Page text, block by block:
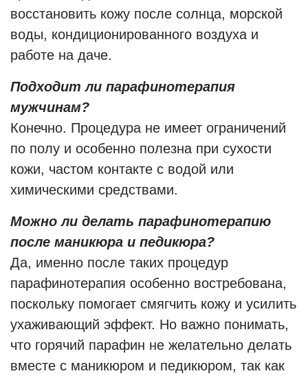
восстановить кожу после солнца, морской
воды, кондиционированного воздуха и
работе на даче.
Подходит ли парафинотерапия
мужчинам?
Конечно. Процедура не имеет ограничений
по полу и особенно полезна при сухости
кожи, частом контакте с водой или
химическими средствами.
Можно ли делать парафинотерапию
после маникюра и педикюра?
Да, именно после таких процедур
парафинотерапия особенно востребована,
поскольку помогает смягчить кожу и усилить
ухаживающий эффект. Но важно понимать,
что горячий парафин не желательно делать
вместе с маникюром и педикюром, так как